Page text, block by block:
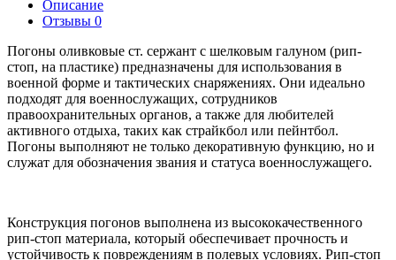
Описание
Отзывы 0
Погоны оливковые ст. сержант с шелковым галуном (рип-
стоп, на пластике) предназначены для использования в
военной форме и тактических снаряжениях. Они идеально
подходят для военнослужащих, сотрудников
правоохранительных органов, а также для любителей
активного отдыха, таких как страйкбол или пейнтбол.
Погоны выполняют не только декоративную функцию, но и
служат для обозначения звания и статуса военнослужащего.
Конструкция погонов выполнена из высококачественного
рип-стоп материала, который обеспечивает прочность и
устойчивость к повреждениям в полевых условиях. Рип-стоп